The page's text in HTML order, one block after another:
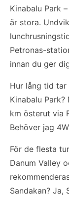
Kinabalu Park
är stora.
Petronas-
innan du ger
Hur lång tid
Kinabalu
km österut via
Behöver jag
För de flesta
Danum Valley
Sandakan? Ja,